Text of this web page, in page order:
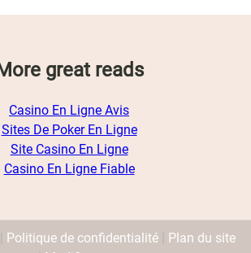
great reads
Casino En Ligne Avis
Sites De Poker En Ligne
Site Casino En Ligne
Casino En Ligne Fiable
Politique de confidentialité
Plan du site